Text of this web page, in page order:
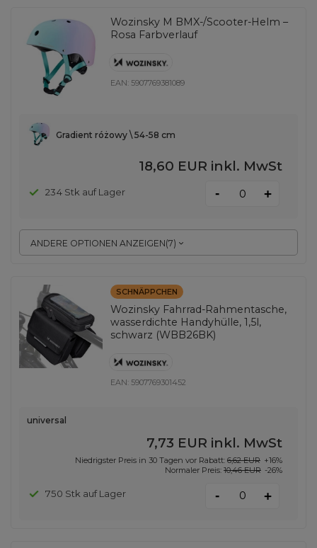
Wozinsky M BMX-/Scooter-Helm –
Rosa Farbverlauf
EAN: 5907769381089
ANDERE OPTIONEN ANZEIGEN(7)
Gradient różowy \ 54-58 cm
18,60 EUR inkl. MwSt
234 Stk auf Lager - +
SCHNÄPPCHEN
Wozinsky Fahrrad-Rahmentasche,
wasserdichte Handyhülle, 1,5l,
schwarz (WBB26BK)
EAN: 5907769301452
universal
7,73 EUR inkl. MwSt
Niedrigster Preis in 30 Tagen vor Rabatt: 6,62 EUR +16%
Normaler Preis: 10,46 EUR -26%
750 Stk auf Lager - +